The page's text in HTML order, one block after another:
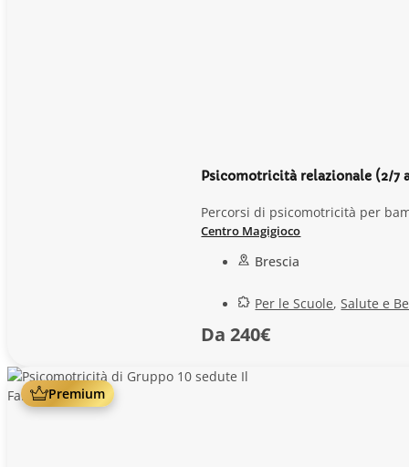
Psicomotricità relazionale (2/7
Percorsi di psicomotricità per
Centro Magigioco
Brescia
Per le Scuole,Salute e
Da 240€
Premium